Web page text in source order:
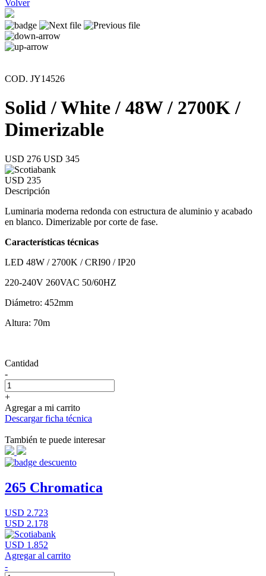
Volver
COD. JY14526
Solid / White / 48W / 2700K /
Dimerizable
USD 276 USD 345
USD 235
Descripción
Luminaria moderna redonda con estructura de aluminio y acabado
en blanco. Dimerizable por corte de fase.
Características técnicas
LED 48W / 2700K / CRI90 / IP20
220-240V 260VAC 50/60HZ
Diámetro: 452mm
Altura: 70m
Cantidad
-
+
Agregar a mi carrito
Descargar ficha técnica
También te puede interesar
265 Chromatica
USD 2.723
USD 2.178
USD 1.852
Agregar al carrito
-